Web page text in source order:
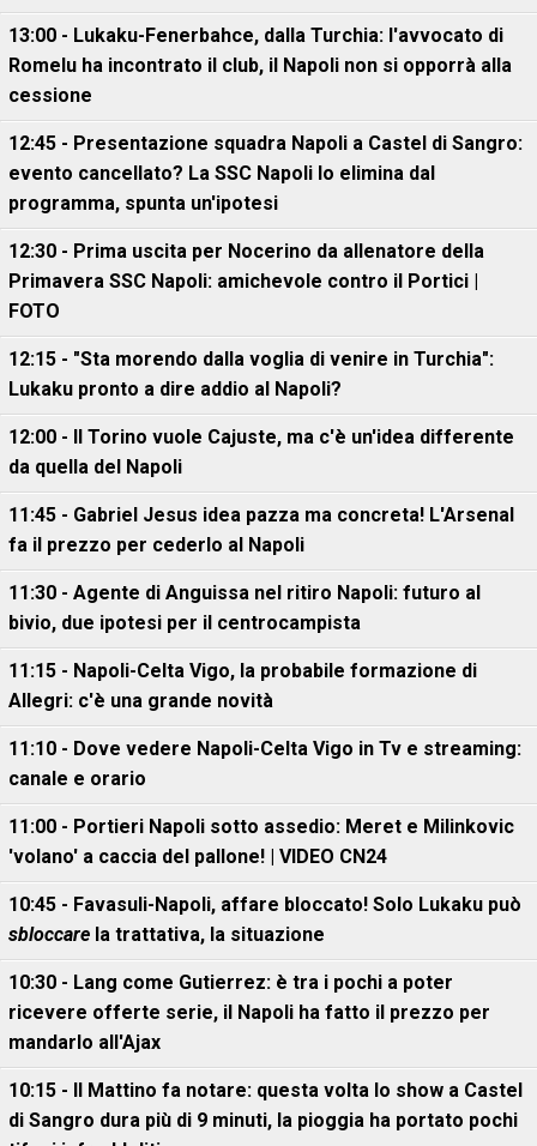
13:00 - Lukaku-Fenerbahce, dalla Turchia: l'avvocato di
Romelu ha incontrato il club, il Napoli non si opporrà alla
cessione
12:45 - Presentazione squadra Napoli a Castel di Sangro:
evento cancellato? La SSC Napoli lo elimina dal
programma, spunta un'ipotesi
12:30 - Prima uscita per Nocerino da allenatore della
Primavera SSC Napoli: amichevole contro il Portici |
FOTO
12:15 - "Sta morendo dalla voglia di venire in Turchia":
Lukaku pronto a dire addio al Napoli?
12:00 - Il Torino vuole Cajuste, ma c'è un'idea differente
da quella del Napoli
11:45 - Gabriel Jesus idea pazza ma concreta! L'Arsenal
fa il prezzo per cederlo al Napoli
11:30 - Agente di Anguissa nel ritiro Napoli: futuro al
bivio, due ipotesi per il centrocampista
11:15 - Napoli-Celta Vigo, la probabile formazione di
Allegri: c'è una grande novità
11:10 - Dove vedere Napoli-Celta Vigo in Tv e streaming:
canale e orario
11:00 - Portieri Napoli sotto assedio: Meret e Milinkovic
'volano' a caccia del pallone! | VIDEO CN24
10:45 - Favasuli-Napoli, affare bloccato! Solo Lukaku può
sbloccare la trattativa, la situazione
10:30 - Lang come Gutierrez: è tra i pochi a poter
ricevere offerte serie, il Napoli ha fatto il prezzo per
mandarlo all'Ajax
10:15 - Il Mattino fa notare: questa volta lo show a Castel
di Sangro dura più di 9 minuti, la pioggia ha portato pochi